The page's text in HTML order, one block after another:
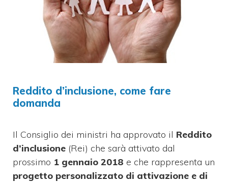
Reddito d’inclusione, come fare
domanda
Il Consiglio dei ministri ha approvato il Reddito
d’inclusione (Rei) che sarà attivato dal
prossimo 1 gennaio 2018 e che rappresenta un
progetto personalizzato di attivazione e di